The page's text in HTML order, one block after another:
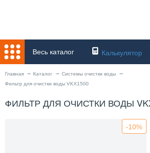
Весь каталог Калькулятор
Главная Каталог
Системы очистки воды
Фильтр для очистки воды VKX1500
ФИЛЬТР ДЛЯ ОЧИСТКИ ВОДЫ
-10%